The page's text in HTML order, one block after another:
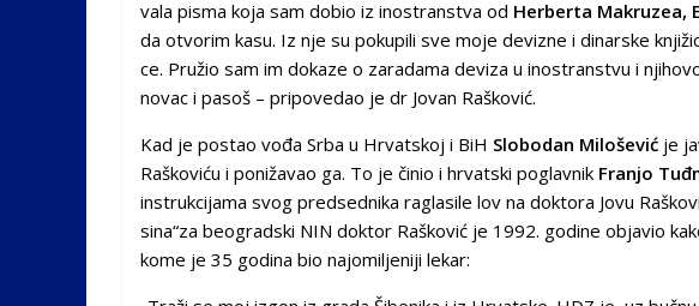
va­la pi­sma ko­ja sam do­bio iz ino­stran­stva od Her­ber­ta Ma­kru­zea,
da otvo­rim ka­su. Iz nje su po­ku­pi­li sve mo­je de­vi­zne i di­nar­ske
ce. Pru­žio sam im do­ka­ze o za­ra­da­ma de­vi­za u ino­stran­stvu i
novac i pasoš – pripovedao je dr Jovan Rašković.
Kad je postao vođa Srba u Hrvatskoj i BiH Slobodan Milošević je
Raškoviću i ponižavao ga. To je činio i hrvatski poglavnik Franjo
instrukcijama svog predsednika raglasile lov na doktora Jovu
sina“za beogradski NIN doktor Rašković je 1992. godine objavio
kome je 35 godina bio najomiljeniji lekar: